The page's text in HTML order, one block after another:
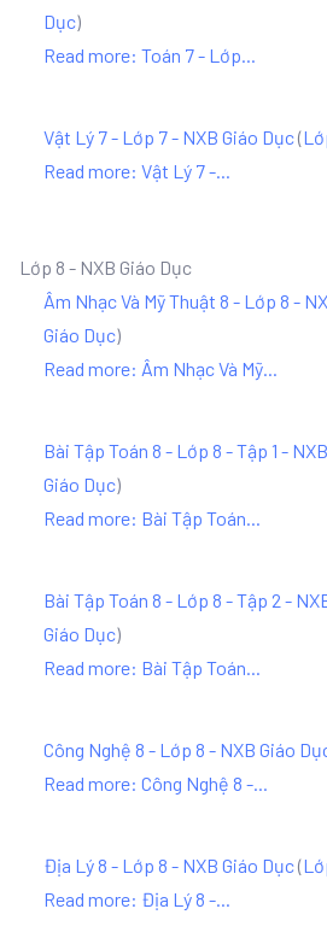
Dục)
Read more: Toán 7 - Lớp...
Vật Lý 7 - Lớp 7 - NXB Giáo Dục(
Read more: Vật Lý 7 -...
Lớp 8 - NXB Giáo Dục
Âm Nhạc Và Mỹ Thuật 8 - Lớp 8 -
Giáo Dục)
Read more: Âm Nhạc Và Mỹ...
Bài Tập Toán 8 - Lớp 8 - Tập 1 -
Giáo Dục)
Read more: Bài Tập Toán...
Bài Tập Toán 8 - Lớp 8 - Tập 2 -
Giáo Dục)
Read more: Bài Tập Toán...
Công Nghệ 8 - Lớp 8 - NXB Giáo
Read more: Công Nghệ 8 -...
Địa Lý 8 - Lớp 8 - NXB Giáo Dục(
Read more: Địa Lý 8 -...